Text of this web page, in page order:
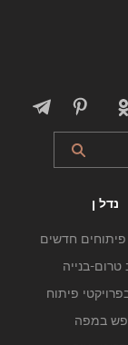
נדל ן
פיתוחים חדשים
בנייה
פיתוח
במפה